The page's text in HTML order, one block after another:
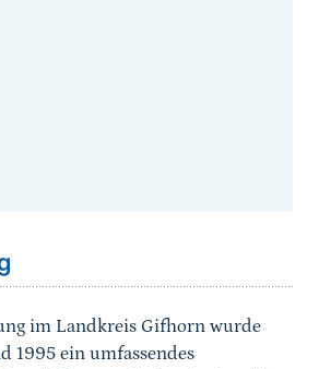
im Landkreis Gifhorn wurde
1995 ein umfassendes